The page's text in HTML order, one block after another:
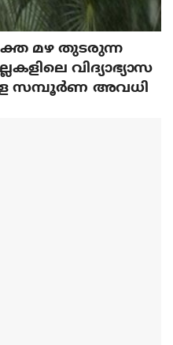
മഴ തുടരുന്ന
വിദ്യാഭ്യാസ
സമ്പൂർണ അവധി